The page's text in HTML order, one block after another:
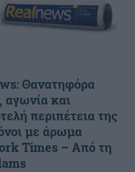
Θανατηφόρα
αγωνία και
περιπέτεια της
με άρωμα
Times – Από τη